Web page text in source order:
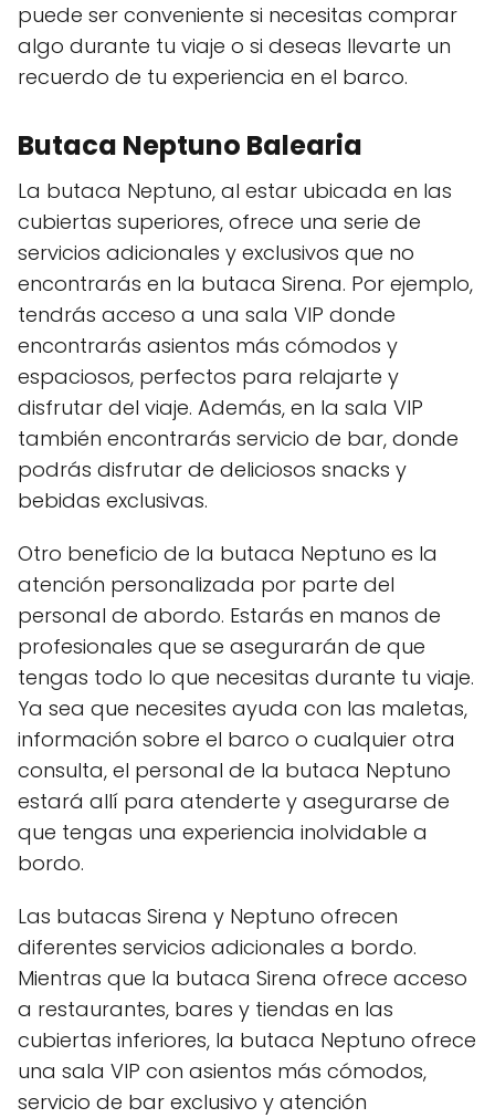
puede ser conveniente si necesitas comprar
algo durante tu viaje o si deseas llevarte un
recuerdo de tu experiencia en el barco.
Butaca Neptuno Balearia
La butaca Neptuno, al estar ubicada en las
cubiertas superiores, ofrece una serie de
servicios adicionales y exclusivos que no
encontrarás en la butaca Sirena. Por ejemplo,
tendrás acceso a una sala VIP donde
encontrarás asientos más cómodos y
espaciosos, perfectos para relajarte y
disfrutar del viaje. Además, en la sala VIP
también encontrarás servicio de bar, donde
podrás disfrutar de deliciosos snacks y
bebidas exclusivas.
Otro beneficio de la butaca Neptuno es la
atención personalizada por parte del
personal de abordo. Estarás en manos de
profesionales que se asegurarán de que
tengas todo lo que necesitas durante tu viaje.
Ya sea que necesites ayuda con las maletas,
información sobre el barco o cualquier otra
consulta, el personal de la butaca Neptuno
estará allí para atenderte y asegurarse de
que tengas una experiencia inolvidable a
bordo.
Las butacas Sirena y Neptuno ofrecen
diferentes servicios adicionales a bordo.
Mientras que la butaca Sirena ofrece acceso
a restaurantes, bares y tiendas en las
cubiertas inferiores, la butaca Neptuno ofrece
una sala VIP con asientos más cómodos,
servicio de bar exclusivo y atención